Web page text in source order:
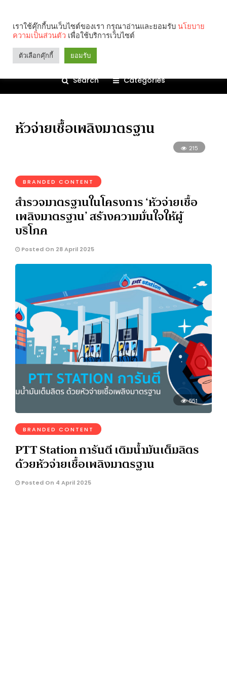
Search Categories
หัวจ่ายเชื้อเพลิงมาตรฐาน
215
BRANDED CONTENT
สำรวจมาตรฐานในโครงการ ‘หัวจ่ายเชื้อ
เพลิงมาตรฐาน’ สร้างความมั่นใจให้ผู้
บริโภค
Posted On 28 April 2025
551
BRANDED CONTENT
PTT Station การันตี เติมน้ำมันเต็มลิตร
ด้วยหัวจ่ายเชื้อเพลิงมาตรฐาน
Posted On 4 April 2025
เราใช้คุ๊กกี้บนเว็บไซต์ของเรา กรุณาอ่านและยอมรับ นโยบาย
ความเป็นส่วนตัว เพื่อใช้บริการเว็บไซต์
ตัวเลือกคุ๊กกี้ ยอมรับ